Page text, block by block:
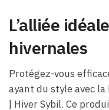
L’alliée
hivernales
Protégez-vous
ayant du style avec
| Hiver Sybil. Ce